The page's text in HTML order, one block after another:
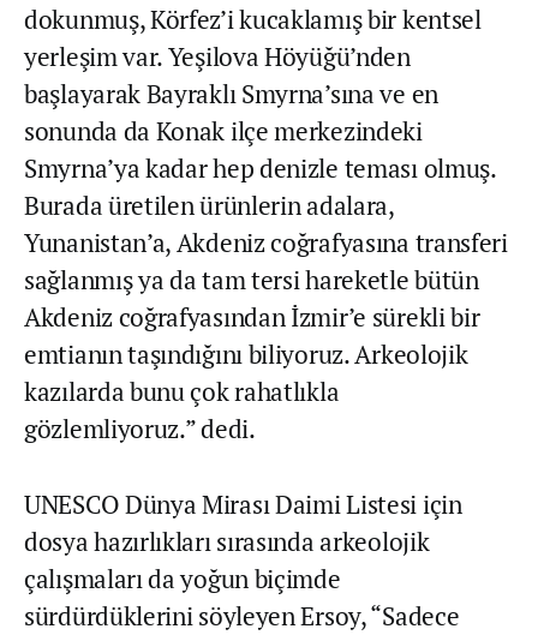
dokunmuş, Körfez’i kucaklamış bir kentsel
yerleşim var. Yeşilova Höyüğü’nden
başlayarak Bayraklı Smyrna’sına ve en
sonunda da Konak ilçe merkezindeki
Smyrna’ya kadar hep denizle teması olmuş.
Burada üretilen ürünlerin adalara,
Yunanistan’a, Akdeniz coğrafyasına transferi
sağlanmış ya da tam tersi hareketle bütün
Akdeniz coğrafyasından İzmir’e sürekli bir
emtianın taşındığını biliyoruz. Arkeolojik
kazılarda bunu çok rahatlıkla
gözlemliyoruz.” dedi.
UNESCO Dünya Mirası Daimi Listesi için
dosya hazırlıkları sırasında arkeolojik
çalışmaları da yoğun biçimde
sürdürdüklerini söyleyen Ersoy, “Sadece